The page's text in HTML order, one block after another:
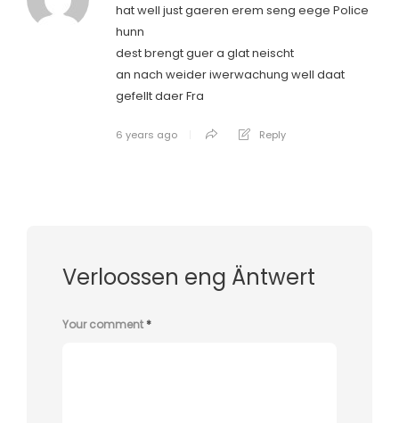
hat well just gaeren erem seng eege Police
hunn
dest brengt guer a glat neischt
an nach weider iwerwachung well daat
gefellt daer Fra
6 years ago Reply
Verloossen eng Äntwert
Your comment*